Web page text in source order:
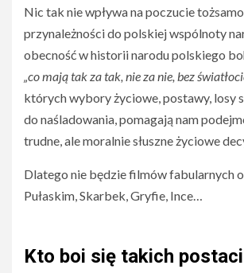
Nic tak nie wpływa na poczucie
przynależności do polskiej wspólnoty
obecność w historii narodu polskiego
„co mają tak za tak, nie za nie, bez
których wybory życiowe, postawy, losy
do naśladowania, pomagają nam
trudne, ale moralnie słuszne życiowe
Dlatego nie będzie filmów fabularnych
Pułaskim, Skarbek, Gryfie, Ince…
Kto boi się takich